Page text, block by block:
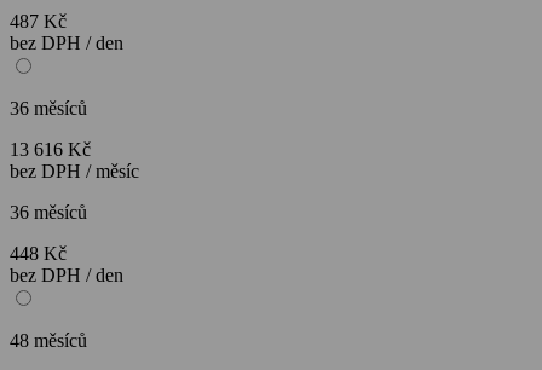
487 Kč
bez DPH / den
36 měsíců
13 616 Kč
bez DPH / měsíc
36 měsíců
448 Kč
bez DPH / den
48 měsíců